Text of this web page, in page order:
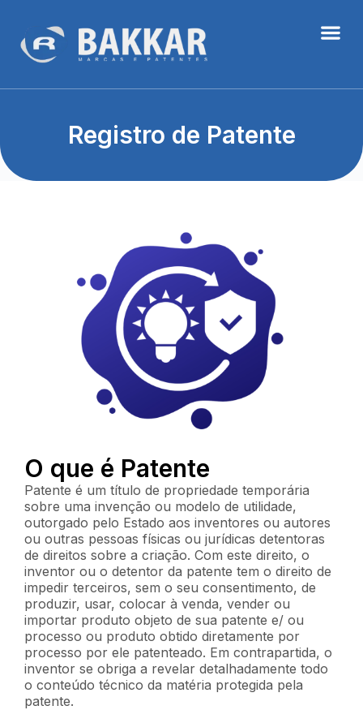
Registro de Patente
O que é Patente
Patente é um título de propriedade temporária
sobre uma invenção ou modelo de utilidade,
outorgado pelo Estado aos inventores ou autores
ou outras pessoas físicas ou jurídicas detentoras
de direitos sobre a criação. Com este direito, o
inventor ou o detentor da patente tem o direito de
impedir terceiros, sem o seu consentimento, de
produzir, usar, colocar à venda, vender ou
importar produto objeto de sua patente e/ ou
processo ou produto obtido diretamente por
processo por ele patenteado. Em contrapartida, o
inventor se obriga a revelar detalhadamente todo
o conteúdo técnico da matéria protegida pela
patente.